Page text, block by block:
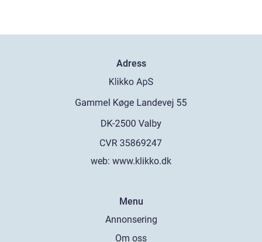
Adress
web: www.klikko.dk
Menu
Annonsering
Om oss